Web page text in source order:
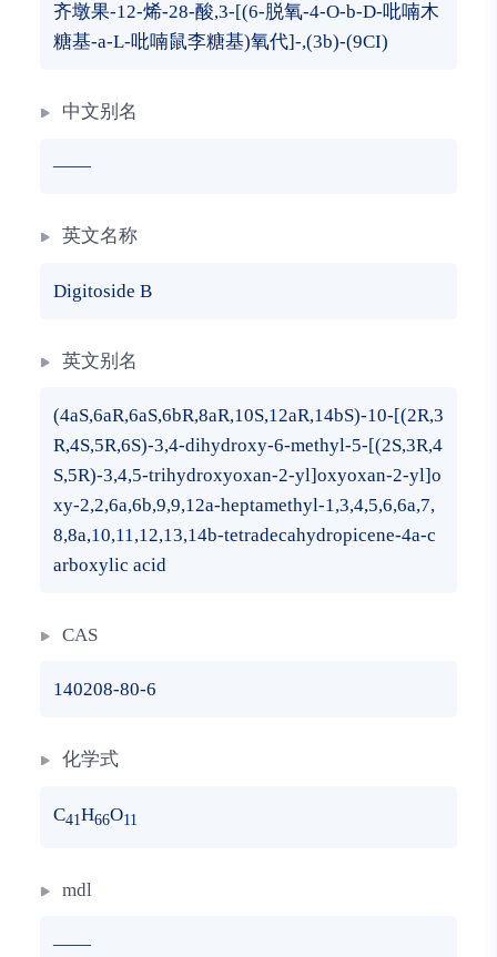
齐墩果-12-烯-28-酸,3-[(6-脱氧-4-O-b-D-吡喃木
糖基-a-L-吡喃鼠李糖基)氧代]-,(3b)-(9CI)
中文别名
——
英文名称
Digitoside B
英文别名
(4aS,6aR,6aS,6bR,8aR,10S,12aR,14bS)-10-[(2R,3
R,4S,5R,6S)-3,4-dihydroxy-6-methyl-5-[(2S,3R,4
S,5R)-3,4,5-trihydroxyoxan-2-yl]oxyoxan-2-yl]o
xy-2,2,6a,6b,9,9,12a-heptamethyl-1,3,4,5,6,6a,7,
8,8a,10,11,12,13,14b-tetradecahydropicene-4a-c
arboxylic acid
CAS
140208-80-6
化学式
C41H66O11
mdl
——